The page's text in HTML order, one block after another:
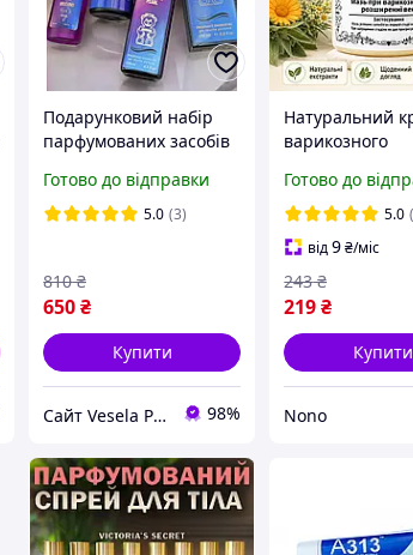
Подарунковий набір
парфумованих засобів
Moschino Toy 2 Pearl
Готово до відправки
5.0 (3)
650₴
810 ₴
Купити
Сайт Vesela Pudra 98%
Натуральний
варикозного
травами та
воском Крем-
ніг від
Від варикозу
Готово до
5.0
від9₴/міс
219₴
243 ₴
Купити
Nono